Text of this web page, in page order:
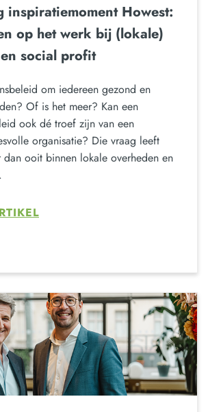
inspiratiemoment Howest:
op het werk bij (lokale)
social profit
om iedereen gezond en
Of is het meer? Kan een
ook dé troef zijn van een
organisatie? Die vraag leeft
dan ooit binnen lokale overheden en